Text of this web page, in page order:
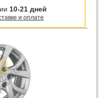
10-21 дней
и оплате